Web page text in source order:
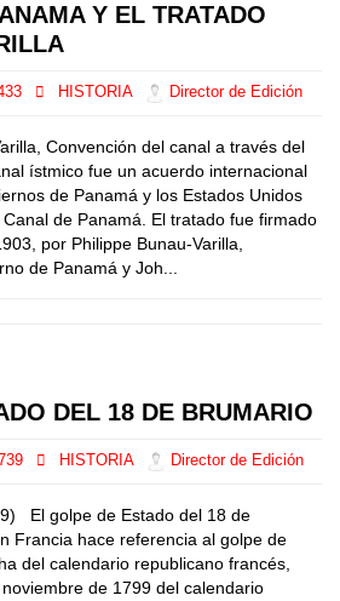
Y EL TRATADO
HISTORIA Director de Edición
Convención del canal a través del
ístmico fue un acuerdo internacional
de Panamá y los Estados Unidos
de Panamá. El tratado fue firmado
por Philippe Bunau-Varilla,
de Panamá y Joh...
DEL 18 DE BRUMARIO
HISTORIA Director de Edición
El golpe de Estado del 18 de
Francia hace referencia al golpe de
del calendario republicano francés,
de 1799 del calendario